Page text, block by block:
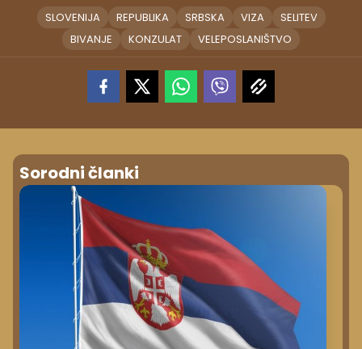
SLOVENIJA REPUBLIKA SRBSKA VIZA
SELITEV
BIVANJE
KONZULAT VELEPOSLANIŠTVO
Sorodni članki